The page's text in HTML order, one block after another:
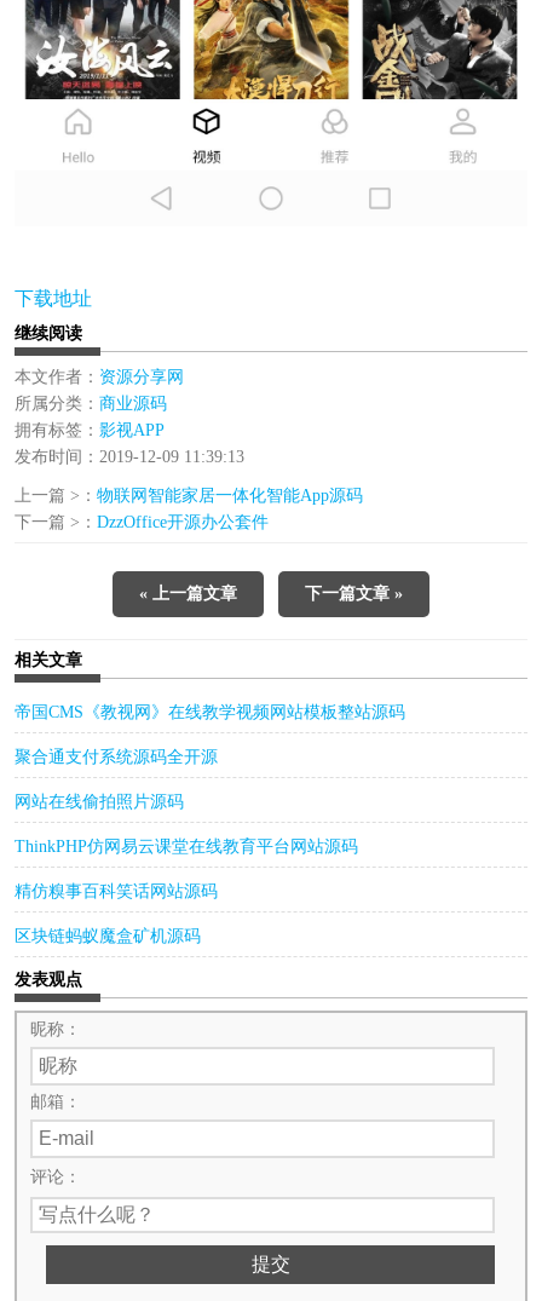
下载地址
继续阅读
本文作者： 资源分享网
所属分类： 商业源码
拥有标签： 影视APP
发布时间：2019-12-09 11:39:13
上一篇 >： 物联网智能家居一体化智能App源码
下一篇 >： DzzOffice开源办公套件
« 上一篇文章 下一篇文章 »
相关文章
帝国CMS《教视网》在线教学视频网站模板整站源码
聚合通支付系统源码全开源
网站在线偷拍照片源码
ThinkPHP仿网易云课堂在线教育平台网站源码
精仿糗事百科笑话网站源码
区块链蚂蚁魔盒矿机源码
发表观点
昵称：
邮箱：
评论：